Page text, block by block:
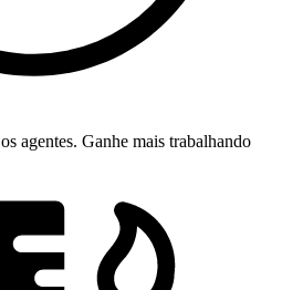
agentes. Ganhe mais trabalhando